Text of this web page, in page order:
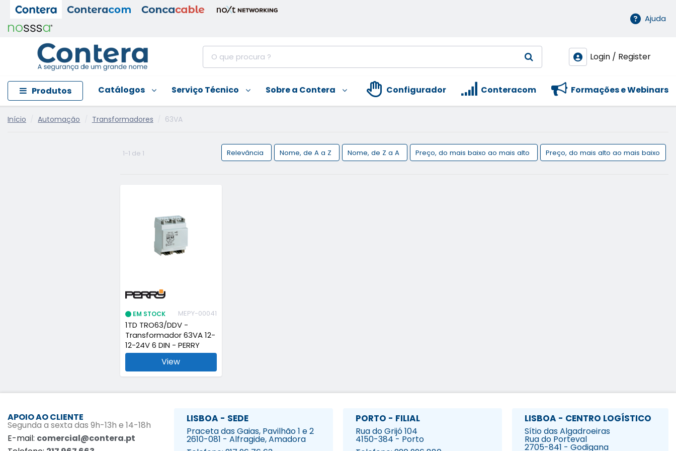
Ajuda
Login / Register
Produtos Catálogos Serviço Técnico Sobre a Contera Formações e Webinars
Conteracom
Configurador
Início Automação Transformadores 63VA
1-1 de 1 Relevância Nome, de A a Z Nome, de Z a A Preço, do mais baixo ao mais alto Preço, do mais alto ao mais baixo
EM STOCK MEPY-00041
1TD TRO63/DDV -
Transformador 63VA 12-
12-24V 6 DIN - PERRY
View
APOIO AO CLIENTE
Segunda a sexta das 9h-13h e 14-18h
E-mail: comercial@contera.pt
LISBOA - SEDE
Praceta das Gaias, Pavilhão 1 e 2
2610-081 - Alfragide, Amadora
PORTO - FILIAL
Rua do Grijó 104
4150-384 - Porto
LISBOA - CENTRO LOGÍSTICO
Sítio das Algadroeiras
Rua do Porteval
2705-841 - Godigana